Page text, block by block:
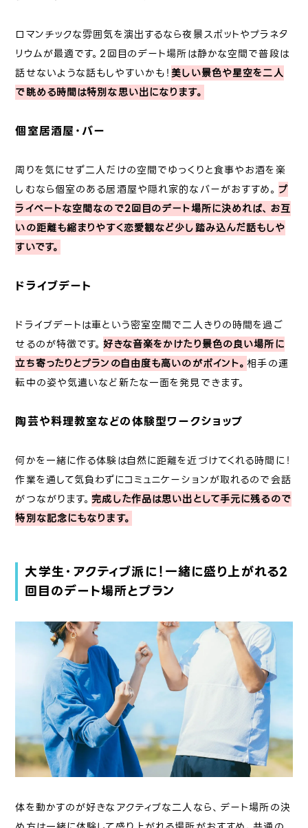
ロマンチックな雰囲気を演出するなら夜景スポットやプラネタ
リウムが最適です。2回目のデート場所は静かな空間で普段は
話せないような話もしやすいかも！美しい景色や星空を二人
で眺める時間は特別な思い出になります。
個室居酒屋・バー
周りを気にせず二人だけの空間でゆっくりと食事やお酒を楽
しむなら個室のある居酒屋や隠れ家的なバーがおすすめ。 プ
ライベートな空間なので2回目のデート場所に決めれば、お互
いの距離も縮まりやすく恋愛観など少し踏み込んだ話もしや
すいです。
ドライブデート
ドライブデートは車という密室空間で二人きりの時間を過ご
せるのが特徴です。 好きな音楽をかけたり景色の良い場所に
立ち寄ったりとプランの自由度も高いのがポイント。相手の運
転中の姿や気遣いなど新たな一面を発見できます。
陶芸や料理教室などの体験型ワークショップ
何かを一緒に作る体験は自然に距離を近づけてくれる時間に！
作業を通して気負わずにコミュニケーションが取れるので会話
がつながります。 完成した作品は思い出として手元に残るので
特別な記念にもなります。
大学生・アクティブ派に！一緒に盛り上がれる2
回目のデート場所とプラン
体を動かすのが好きなアクティブな二人なら、デート場所の決